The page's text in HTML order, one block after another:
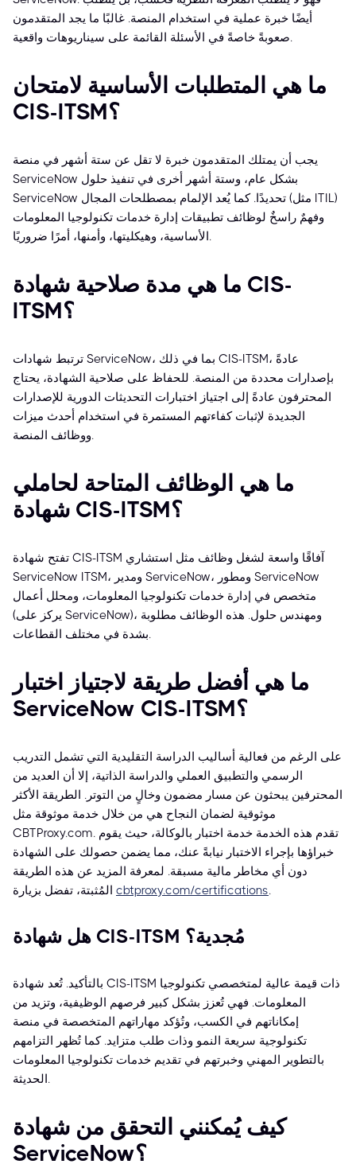
أيضًا خبرة عملية في استخدام المنصة. غالبًا ما يجد المتقدمون
صعوبةً خاصةً في الأسئلة القائمة على سيناريوهات واقعية.
ما هي المتطلبات الأساسية لامتحان
CIS-ITSM؟
يجب أن يمتلك المتقدمون خبرة لا تقل عن ستة أشهر في منصة
ServiceNow بشكل عام، وستة أشهر أخرى في تنفيذ حلول
ServiceNow تحديدًا. كما يُعد الإلمام بمصطلحات المجال (مثل ITIL)
وفهمٌ راسخٌ لوظائف تطبيقات إدارة خدمات تكنولوجيا المعلومات
الأساسية، وهيكليتها، وأمنها، أمرًا ضروريًا.
ما هي مدة صلاحية شهادة CIS-
ITSM؟
ترتبط شهادات ServiceNow، بما في ذلك CIS-ITSM، عادةً
بإصدارات محددة من المنصة. للحفاظ على صلاحية الشهادة، يحتاج
المحترفون عادةً إلى اجتياز اختبارات التحديثات الدورية للإصدارات
الجديدة لإثبات كفاءتهم المستمرة في استخدام أحدث ميزات
ووظائف المنصة.
ما هي الوظائف المتاحة لحاملي
شهادة CIS-ITSM؟
تفتح شهادة CIS-ITSM آفاقًا واسعة لشغل وظائف مثل استشاري
ServiceNow ITSM، ومدير ServiceNow، ومطور ServiceNow
متخصص في إدارة خدمات تكنولوجيا المعلومات، ومحلل أعمال
(يركز على ServiceNow)، ومهندس حلول. هذه الوظائف مطلوبة
بشدة في مختلف القطاعات.
ما هي أفضل طريقة لاجتياز اختبار
ServiceNow CIS-ITSM؟
على الرغم من فعالية أساليب الدراسة التقليدية التي تشمل التدريب
الرسمي والتطبيق العملي والدراسة الذاتية، إلا أن العديد من
المحترفين يبحثون عن مسار مضمون وخالٍ من التوتر. الطريقة الأكثر
موثوقية لضمان النجاح هي من خلال خدمة موثوقة مثل
CBTProxy.com. تقدم هذه الخدمة خدمة اختبار بالوكالة، حيث يقوم
خبراؤها بإجراء الاختبار نيابةً عنك، مما يضمن حصولك على الشهادة
دون أي مخاطر مالية مسبقة. لمعرفة المزيد عن هذه الطريقة
cbtproxy.com/certifications.
هل شهادة CIS-ITSM مُجدية؟
بالتأكيد. تُعد شهادة CIS-ITSM ذات قيمة عالية لمتخصصي تكنولوجيا
المعلومات. فهي تُعزز بشكل كبير فرصهم الوظيفية، وتزيد من
إمكاناتهم في الكسب، وتُؤكد مهاراتهم المتخصصة في منصة
تكنولوجية سريعة النمو وذات طلب متزايد. كما تُظهر التزامهم
بالتطوير المهني وخبرتهم في تقديم خدمات تكنولوجيا المعلومات
الحديثة.
كيف يُمكنني التحقق من شهادة
ServiceNow؟